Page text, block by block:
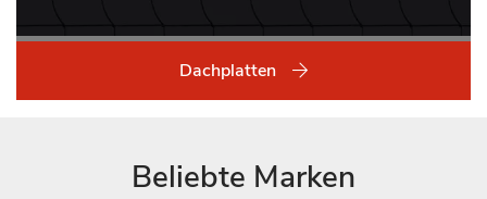
Dachplatten
Beliebte Marken